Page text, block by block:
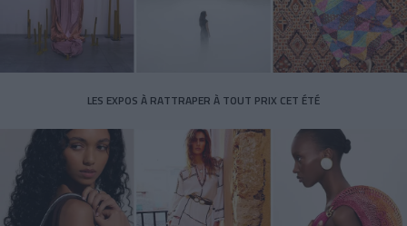
LES EXPOS À RATTRAPER À TOUT PRIX CET ÉTÉ